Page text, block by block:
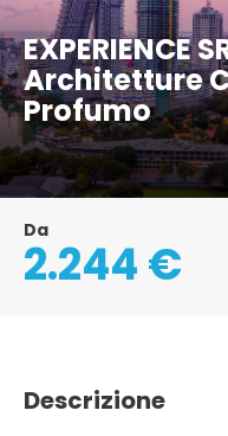
EXPERIENCE
Architetture
Profumo
Da
2.244 €
Descrizione